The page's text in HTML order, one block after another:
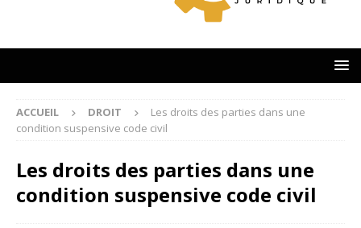
ACCUEIL DROIT
Les droits des parties dans une
condition suspensive code civil
Les droits des parties dans une
condition suspensive code civil